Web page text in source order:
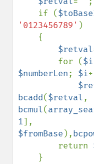
    if (
'0123456789' )
$retval
        for (
$i
$numberLen; $i
bcadd($retval
bcmul(
1
$fromBase ),
        return